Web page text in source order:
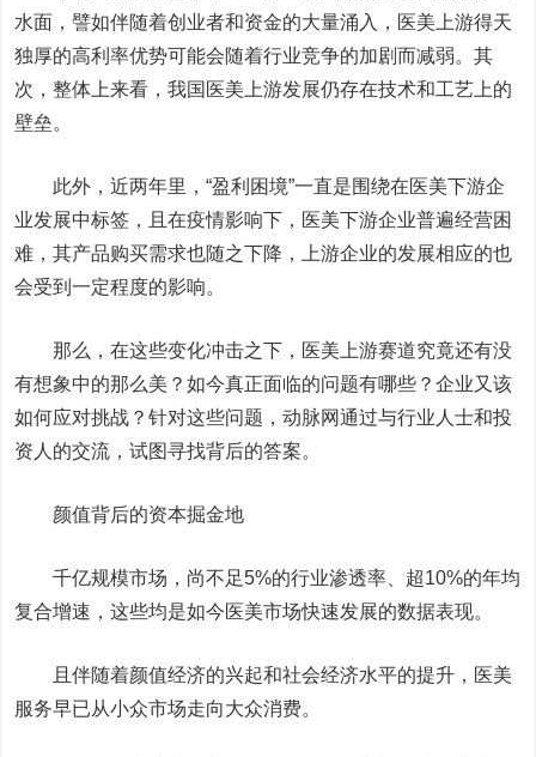
水面，譬如伴随着创业者和资金的大量涌入，医美上游得天
独厚的高利率优势可能会随着行业竞争的加剧而减弱。其
次，整体上来看，我国医美上游发展仍存在技术和工艺上的
壁垒。
此外，近两年里，“盈利困境”一直是围绕在医美下游企
业发展中标签，且在疫情影响下，医美下游企业普遍经营困
难，其产品购买需求也随之下降，上游企业的发展相应的也
会受到一定程度的影响。
那么，在这些变化冲击之下，医美上游赛道究竟还有没
有想象中的那么美？如今真正面临的问题有哪些？企业又该
如何应对挑战？针对这些问题，动脉网通过与行业人士和投
资人的交流，试图寻找背后的答案。
颜值背后的资本掘金地
千亿规模市场，尚不足5%的行业渗透率、超10%的年均
复合增速，这些均是如今医美市场快速发展的数据表现。
且伴随着颜值经济的兴起和社会经济水平的提升，医美
服务早已从小众市场走向大众消费。